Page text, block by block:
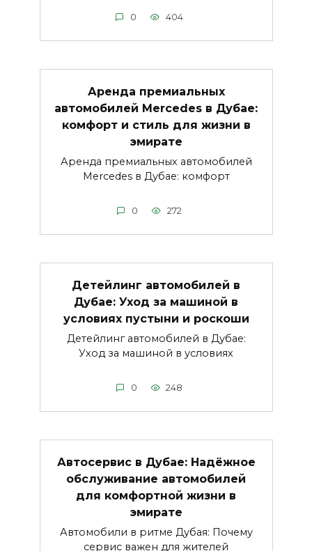
0 404
Аренда премиальных
автомобилей Mercedes в Дубае:
комфорт и стиль для жизни в
эмирате
Аренда премиальных автомобилей
Mercedes в Дубае: комфорт
0 272
Детейлинг автомобилей в
Дубае: Уход за машиной в
условиях пустыни и роскоши
Детейлинг автомобилей в Дубае:
Уход за машиной в условиях
0 248
Автосервис в Дубае: Надёжное
обслуживание автомобилей
для комфортной жизни в
эмирате
Автомобили в ритме Дубая: Почему
сервис важен для жителей